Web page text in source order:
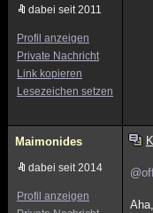
dabei seit 2011
Profil anzeigen
Private Nachricht
Link kopieren
Lesezeichen setzen
Maimonides
dabei seit 2014
Profil anzeigen